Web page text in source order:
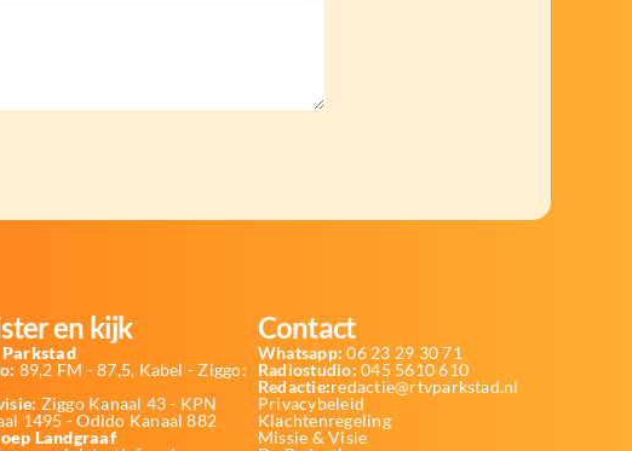
en kijk
Parkstad
89,2 FM - 87,5, Kabel - Ziggo:
Ziggo Kanaal 43 - KPN
1495 - Odido Kanaal 882
Landgraaf
Contact
Whatsapp: 06 23 29 30 71
Radiostudio: 045 5610 610
Redactie:redactie@rtvparkstad.nl
Privacybeleid
Klachtenregeling
Missie & Visie